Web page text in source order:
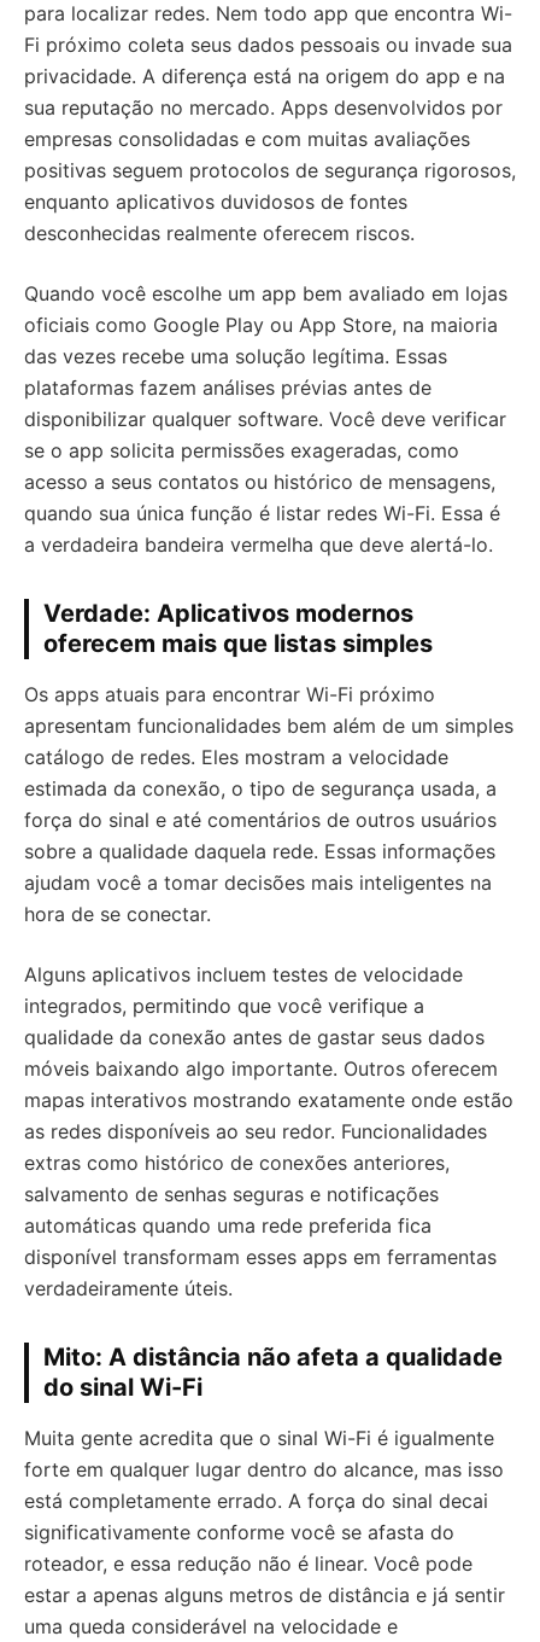
para localizar redes. Nem todo app que encontra Wi-
Fi próximo coleta seus dados pessoais ou invade sua
privacidade. A diferença está na origem do app e na
sua reputação no mercado. Apps desenvolvidos por
empresas consolidadas e com muitas avaliações
positivas seguem protocolos de segurança rigorosos,
enquanto aplicativos duvidosos de fontes
desconhecidas realmente oferecem riscos.
Quando você escolhe um app bem avaliado em lojas
oficiais como Google Play ou App Store, na maioria
das vezes recebe uma solução legítima. Essas
plataformas fazem análises prévias antes de
disponibilizar qualquer software. Você deve verificar
se o app solicita permissões exageradas, como
acesso a seus contatos ou histórico de mensagens,
quando sua única função é listar redes Wi-Fi. Essa é
a verdadeira bandeira vermelha que deve alertá-lo.
Verdade: Aplicativos modernos
oferecem mais que listas simples
Os apps atuais para encontrar Wi-Fi próximo
apresentam funcionalidades bem além de um simples
catálogo de redes. Eles mostram a velocidade
estimada da conexão, o tipo de segurança usada, a
força do sinal e até comentários de outros usuários
sobre a qualidade daquela rede. Essas informações
ajudam você a tomar decisões mais inteligentes na
hora de se conectar.
Alguns aplicativos incluem testes de velocidade
integrados, permitindo que você verifique a
qualidade da conexão antes de gastar seus dados
móveis baixando algo importante. Outros oferecem
mapas interativos mostrando exatamente onde estão
as redes disponíveis ao seu redor. Funcionalidades
extras como histórico de conexões anteriores,
salvamento de senhas seguras e notificações
automáticas quando uma rede preferida fica
disponível transformam esses apps em ferramentas
verdadeiramente úteis.
Mito: A distância não afeta a qualidade
do sinal Wi-Fi
Muita gente acredita que o sinal Wi-Fi é igualmente
forte em qualquer lugar dentro do alcance, mas isso
está completamente errado. A força do sinal decai
significativamente conforme você se afasta do
roteador, e essa redução não é linear. Você pode
estar a apenas alguns metros de distância e já sentir
uma queda considerável na velocidade e